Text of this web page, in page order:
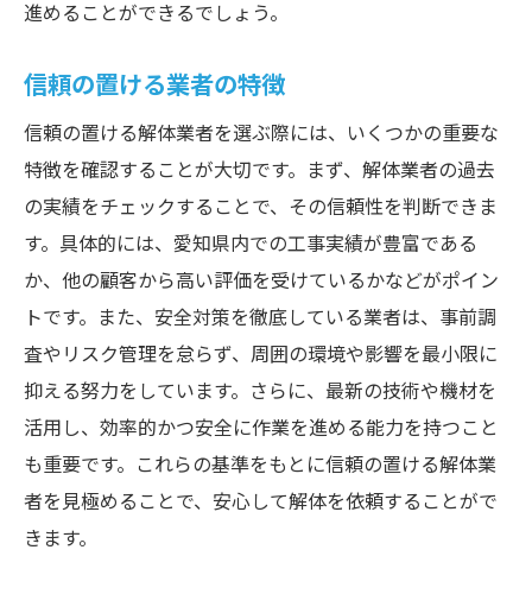
進めることができるでしょう。
信頼の置ける業者の特徴
信頼の置ける解体業者を選ぶ際には、いくつかの重要な
特徴を確認することが大切です。まず、解体業者の過去
の実績をチェックすることで、その信頼性を判断できま
す。具体的には、愛知県内での工事実績が豊富である
か、他の顧客から高い評価を受けているかなどがポイン
トです。また、安全対策を徹底している業者は、事前調
査やリスク管理を怠らず、周囲の環境や影響を最小限に
抑える努力をしています。さらに、最新の技術や機材を
活用し、効率的かつ安全に作業を進める能力を持つこと
も重要です。これらの基準をもとに信頼の置ける解体業
者を見極めることで、安心して解体を依頼することがで
きます。